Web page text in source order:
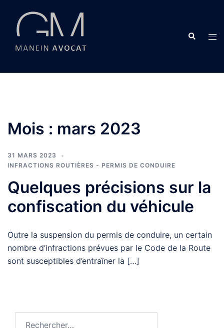
contenu
Mois : mars 2023
31 MARS 2023
INFRACTIONS ROUTIÈRES - PERMIS DE CONDUIRE
Quelques précisions sur la
confiscation du véhicule
Outre la suspension du permis de conduire, un certain
nombre d’infractions prévues par le Code de la Route
sont susceptibles d’entraîner la […]